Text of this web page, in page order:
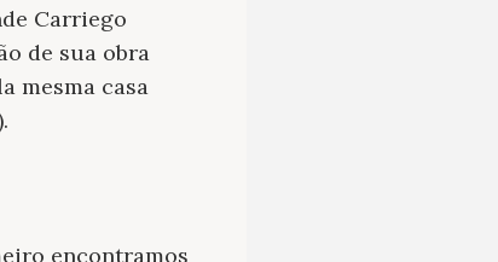
Carriego
de sua obra
mesma casa
encontramos